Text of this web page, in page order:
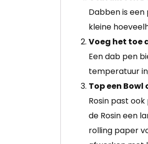
Dabben is
kleine
Voeg het toe
Een dab pen
temperatuur
Top een
Rosin past
de Rosin een
rolling paper